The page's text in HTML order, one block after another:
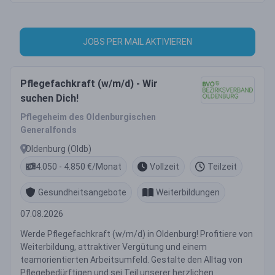
JOBS PER MAIL AKTIVIEREN
Pflegefachkraft (w/m/d) - Wir
suchen Dich!
Pflegeheim des Oldenburgischen
Generalfonds
Oldenburg (Oldb)
4.050 - 4.850 €/Monat
Vollzeit Teilzeit
Gesundheitsangebote Weiterbildungen
07.08.2026
Werde Pflegefachkraft (w/m/d) in Oldenburg! Profitiere von
Weiterbildung, attraktiver Vergütung und einem
teamorientierten Arbeitsumfeld. Gestalte den Alltag von
Pflegebedürftigen und sei Teil unserer herzlichen